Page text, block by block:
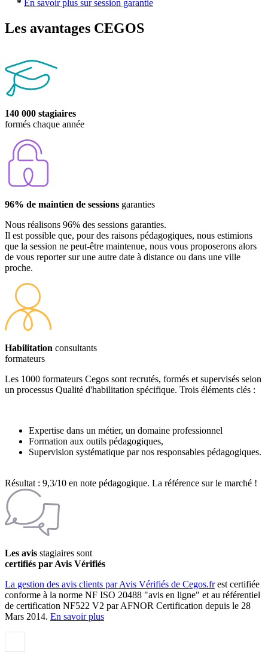
* En savoir plus sur session garantie
Les avantages CEGOS
140 000 stagiaires
formés chaque année
96% de maintien de sessions garanties
Nous réalisons 96% des sessions garanties.
Il est possible que, pour des raisons pédagogiques, nous estimions
que la session ne peut-être maintenue, nous vous proposerons alors
de vous reporter sur une autre date à distance ou dans une ville
proche.
Habilitation consultants
formateurs
Les 1000 formateurs Cegos sont recrutés, formés et supervisés selon
un processus Qualité d'habilitation spécifique. Trois éléments clés :
Expertise dans un métier, un domaine professionnel
Formation aux outils pédagogiques,
Supervision systématique par nos responsables pédagogiques.
Résultat : 9,3/10 en note pédagogique. La référence sur le marché !
Les avis stagiaires sont
certifiés par Avis Vérifiés
La gestion des avis clients par Avis Vérifiés de Cegos.frest certifiée
conforme à la norme NF ISO 20488 "avis en ligne" et au référentiel
de certification NF522 V2 par AFNOR Certification depuis le 28
Mars 2014. En savoir plus